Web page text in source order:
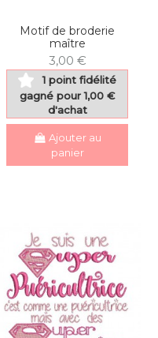
Motif de broderie
maître
3,00 €
1 point fidélité
gagné pour 1,00 €
d'achat
Ajouter au
panier